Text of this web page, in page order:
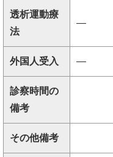
透析運動療
法
―
外国人受入 ―
診察時間の
備考
その他備考